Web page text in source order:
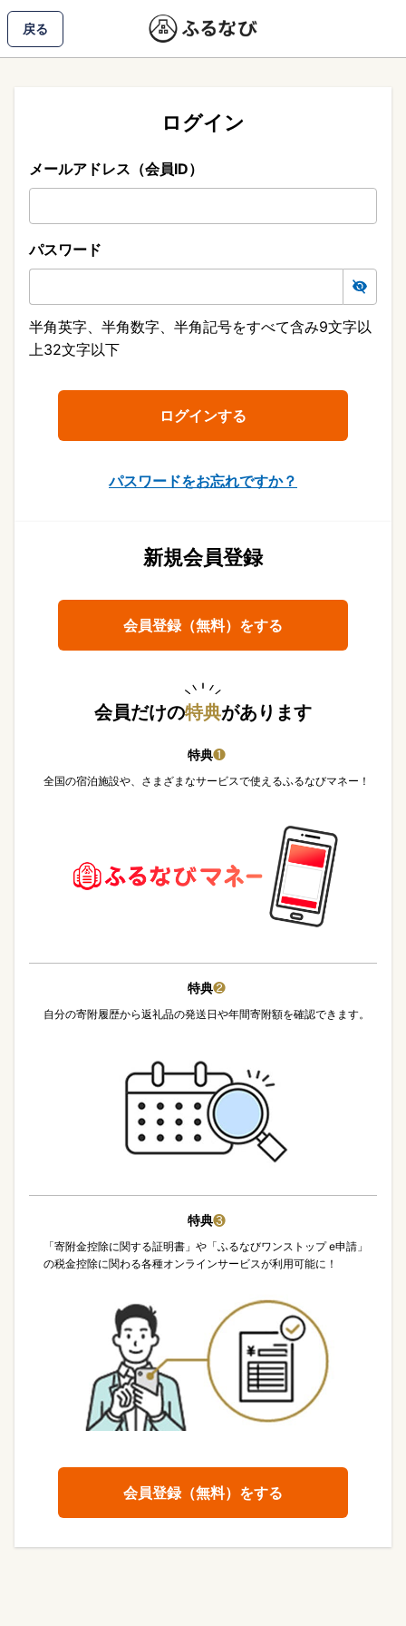
戻る
ログイン
メールアドレス（会員ID）
パスワード
半角英字、半角数字、半角記号をすべて含み9文字以
上32文字以下
パスワードをお忘れですか？
新規会員登録
会員登録（無料）をする
会員だけの特典があります
特典❶
全国の宿泊施設や、さまざまなサービスで使えるふるなびマネー！
特典❷
自分の寄附履歴から返礼品の発送日や年間寄附額を確認できます。
特典❸
「寄附金控除に関する証明書」や「ふるなびワンストップ e申請」
の税金控除に関わる各種オンラインサービスが利用可能に！
会員登録（無料）をする